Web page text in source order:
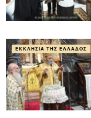
ΕΚΚΛΗΣΊΑ ΤΗΣ ΕΛΛΆΔΟΣ